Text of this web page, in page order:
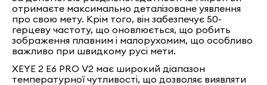
отримаєте максимально деталізоване уявлення
про свою мету. Крім того, він забезпечує 50-
герцеву частоту, що оновлюється, що робить
зображення плавним і малорухомим, що особливо
важливо при швидкому русі мети.
XEYE 2 E6 PRO V2 має широкий діапазон
температурної чутливості, що дозволяє виявляти